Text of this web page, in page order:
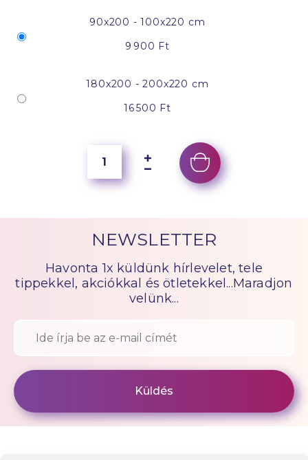
90x200 - 100x220 cm
9 900 Ft
180x200 - 200x220 cm
16 500 Ft
NEWSLETTER
Havonta 1x küldünk hírlevelet, tele
tippekkel, akciókkal és ötletekkel...Maradjon
velünk...